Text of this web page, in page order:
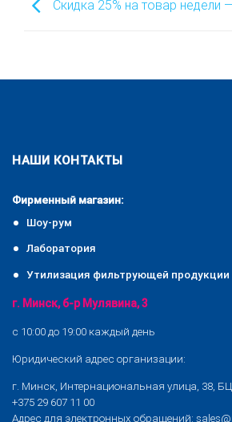
Скидка 25% на товар
НАШИ КОНТАКТЫ
Фирменный магазин:
Шоу-рум
Лаборатория
Утилизация фильтрующей продукции
г. Минск, б-р Мулявина, 3
с 10:00 до 19:00 каждый день
Юридический адрес организации:
г. Минск, Интернациональная улица, 38,
+375 29 607 11 00
Адрес для электронных обращений: